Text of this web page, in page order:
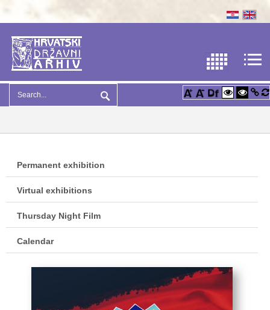
Permanent exhibition
Virtual exhibitions
Thursday Night Film
Calendar